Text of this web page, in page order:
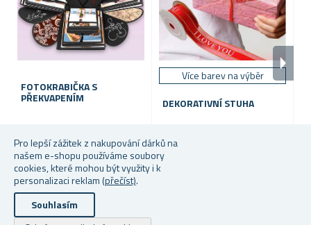
Pro lepší zážitek z nakupování dárků na
našem e-shopu používáme soubory
cookies, které mohou být využity i k
personalizaci reklam (přečíst).
Souhlasím
FOTOKRABIČKA S
PŘEKVAPENÍM
299 Kč
Skladem
Více barev na výběr
DEKORATIVNÍ STUHA
29 Kč
Skladem
Copyright © 2026 Dárky z netu. Všechna práva vyhrazena.